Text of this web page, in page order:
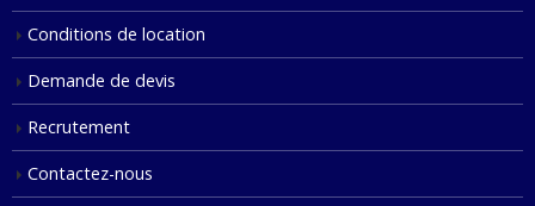
Conditions de location
Demande de devis
Recrutement
Contactez-nous